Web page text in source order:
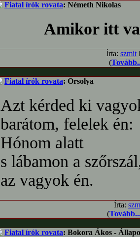
Fiatal írók rovata: Németh Nikolas
Amikor itt
Írta: szmit
(
Fiatal írók rovata: Orsolya
Azt kérded ki
barátom, felelek én:
Hónom alatt
s lábamon a
az vagyok én.
Írta:
(
Fiatal írók rovata: Bokora Ákos -